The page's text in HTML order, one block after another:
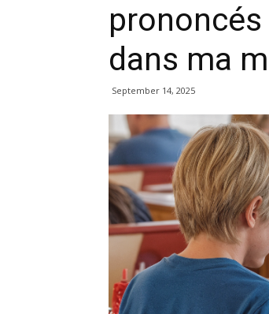
dans ma
September 14, 2025